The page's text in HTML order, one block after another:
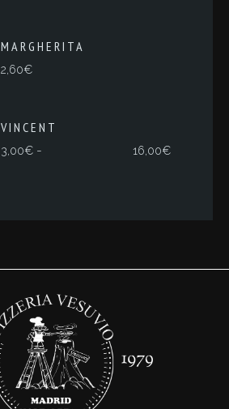
MARGHERITA
2,60€
VINCENT
3,00€ - 16,00€Rango